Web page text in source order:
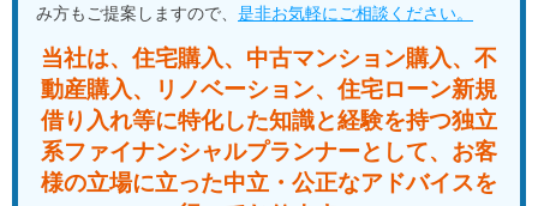
み方もご提案しますので、 是非お気軽にご相談ください。
当社は、住宅購入、中古マンション購入、不
動産購入、
リノベーション、住宅ローン新規
借り入れ等に特化した知識と経験を持つ独立
系ファイナンシャルプランナーとして、 お客
様の立場に立った中立・公正なアドバイスを